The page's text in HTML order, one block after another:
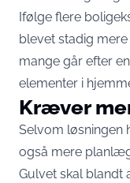
Ifølge flere
blevet stadig
mange går efter
elementer i
Kræver
Selvom løsningen
også mere
Gulvet skal blandt